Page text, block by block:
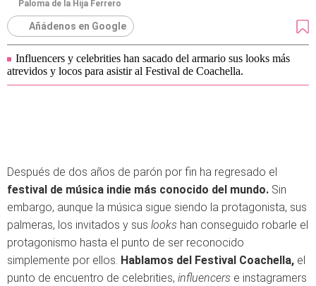
Paloma de la Hija Ferrero
Añádenos en Google
Influencers y celebrities han sacado del armario sus looks más
atrevidos y locos para asistir al Festival de Coachella.
Después de dos años de parón por fin ha regresado el
festival de música indie más conocido del mundo. Sin
embargo, aunque la música sigue siendo la protagonista, sus
palmeras, los invitados y sus looks han conseguido robarle el
protagonismo hasta el punto de ser reconocido
simplemente por ellos. Hablamos del Festival Coachella, el
punto de encuentro de celebrities, influencers e instagramers